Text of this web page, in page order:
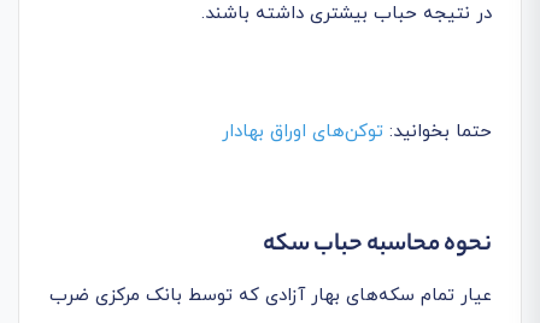
در نتیجه حباب بیشتری داشته باشند.
حتما بخوانید: توکن‌های اوراق بهادار
نحوه محاسبه حباب سکه
عیار تمام سکه‌های بهار آزادی که توسط بانک مرکزی ضرب